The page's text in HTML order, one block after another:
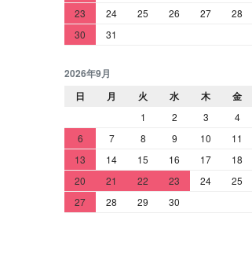
23
24 25 26 27 28
30
31
2026年9月
日
月 火 水 木 金
1 2 3 4
6
7 8 9 10 11
13
14 15 16 17 18
20
21 22 23 24 25
27
28 29 30